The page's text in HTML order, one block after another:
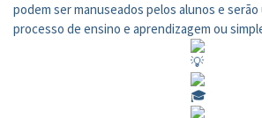
podem ser manuseados pelos alunos e
processo de ensino e aprendizagem ou